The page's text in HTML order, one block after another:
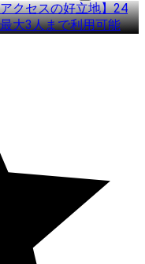
クセスの好立地】24
大3人まで利用可能